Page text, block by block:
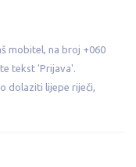
mobitel, na broj +060
tekst 'Prijava'.
dolaziti lijepe riječi,